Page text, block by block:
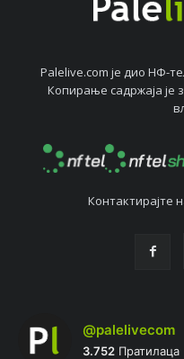
Palelive.com јe дио НФ-
Копирањe садржаја
Контактирајтe
@palelivecom
3.752 Пратилаца